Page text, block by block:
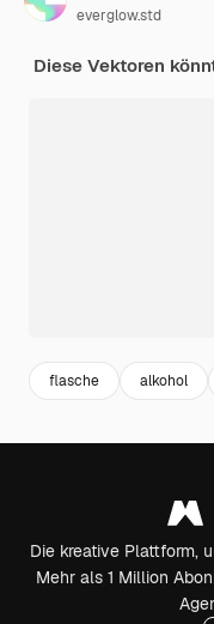
everglow.std
Diese Vektoren
flasche alkohol
Die kreative Plattform,
Mehr als 1 Million